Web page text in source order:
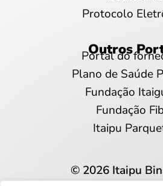
Protocolo
Outros
Portal do
Plano de Saúde
Fundação
Fundação
Itaipu
© 2026 Itaipu